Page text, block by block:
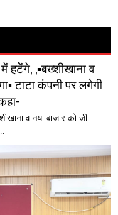
हटेंगे, ,▪️बख्शीखाना व
टाटा कंपनी पर लगेगी
व नया बाजार को जी